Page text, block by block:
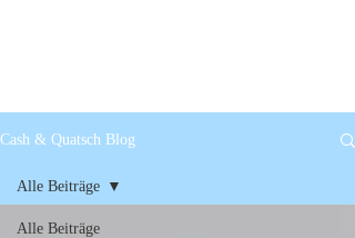
Cash & Quatsch Blog
Alle Beiträge
Alle Beiträge